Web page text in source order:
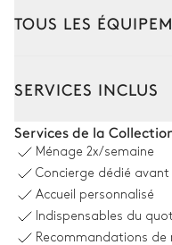
TOUS LES
Piscine
Chauffable · Au chlore
Dimensions : L = 8m, l = 5m
Douche extérieure
SERVICES INCLUS
Services de la
Ménage 2x/semaine
Concierge dédié
Accueil personnalisé
Indispensables du
Recommandations de